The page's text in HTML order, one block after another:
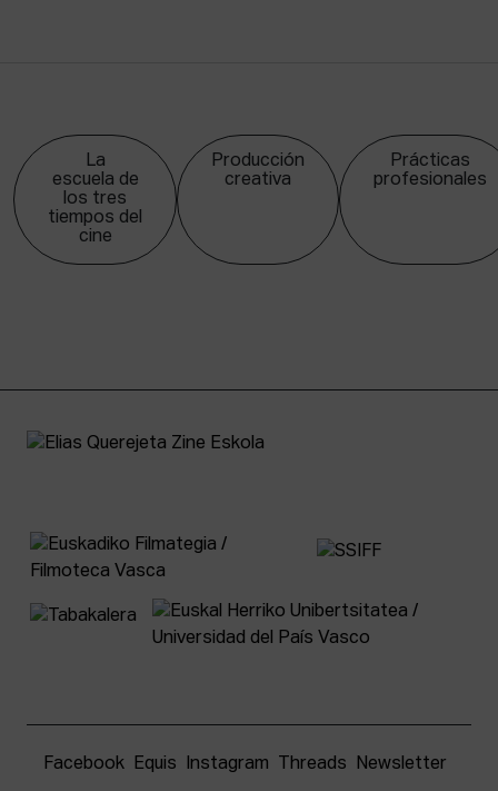
La
escuela de
los tres
tiempos del
cine
Producción
creativa
Prácticas
profesionales
Facebook Equis Instagram Threads Newsletter